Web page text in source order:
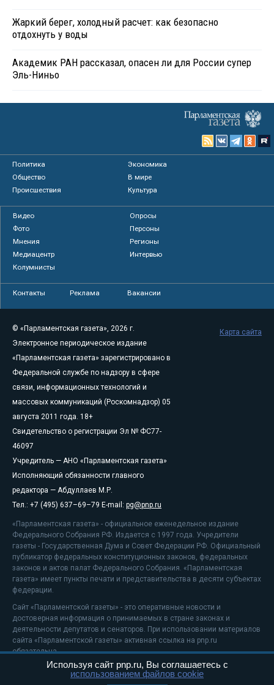
Жаркий берег, холодный расчет: как безопасно
отдохнуть у воды
Академик РАН рассказал, опасен ли для России супер
Эль-Ниньо
Политика
Экономика
Общество
В мире
Происшествия
Культура
Видео
Опросы
Фото
Персоны
Мнения
Регионы
Медиацентр
Интервью
Колумнисты
Контакты Реклама Вакансии
© «Парламентская газета», 2026 г.
Электронное периодическое издание
«Парламентская газета» зарегистрировано в
Федеральной службе по надзору в сфере
связи, информационных технологий и
массовых коммуникаций (Роскомнадзор) 05
августа 2011 года. 18+
Свидетельство о регистрации Эл № ФС77-
46097
Учредитель — АНО «Парламентская газета»
Исполняющий обязанности главного
редактора — Абдуллаев М.Р.
Тел.: +7 (495) 637–69–79 E-mail: pg@pnp.ru
«Парламентская газета» - официальное еженедельное издание
Федерального Собрания РФ. Издается с 1997 года. Учредители
газеты - Государственная Дума и Совет Федерации РФ. Официальный
публикатор федеральных конституционных законов, федеральных
законов и актов палат Федерального Собрания. «Парламентская
газета» имеет пункты печати и представительства в десяти субъектах
федерации.
Сайт «Парламентской газеты» - это оперативные новости и
достоверная информация о принимаемых в стране законах и
деятельности депутатов и сенаторов. При использовании материалов
сайта «Парламентской газеты» активная ссылка на pnp.ru
обязательна.
На информационном ресурсе применяютсярекомендательные
Карта сайта
Используя сайт pnp.ru, Вы соглашаетесь с
использованием файлов cookie